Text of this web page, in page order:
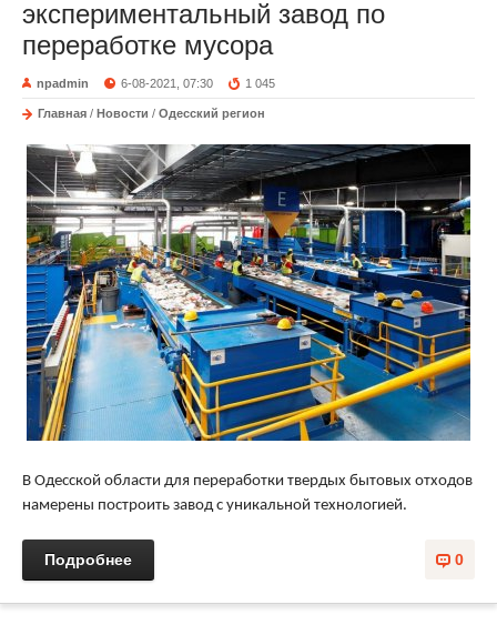
экспериментальный завод по
переработке мусора
npadmin 6-08-2021, 07:30 1 045
Главная / Новости / Одесский регион
В Одесской области для переработки твердых бытовых отходов
намерены построить завод с уникальной технологией.
0
Подробнее